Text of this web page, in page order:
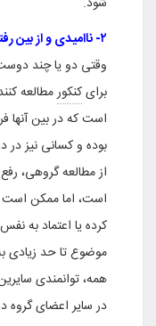
۲- ناامیدی و از بین رفتن اعتماد به نفس
وقتی دو یا چند
برایکنکورمطالعه
است که در بین آنها
بوده و کسانی نیز
از مطالعه گروهی،
است، اما ممکن است
کرده یا اعتماد به
موضوع تا حد زیادی
همه، توانمندی
در سایر اعضای گروه